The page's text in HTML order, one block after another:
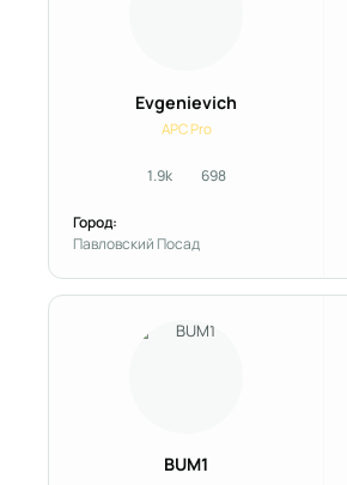
Evgenievich
APC Pro
1.9kсообщения
698
Репутация
Город:
Павловский Посад
BUM1